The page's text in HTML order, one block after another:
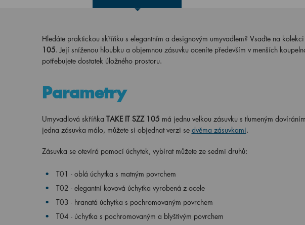
Hledáte praktickou skříňku s elegantním a designovým umyvadlem? Vsaďte na kolekci
105. Její sníženou hloubku a objemnou zásuvku oceníte především v menších
potřebujete dostatek úložného prostoru.
Parametry
Umyvadlová skříňka TAKE IT SZZ 105 má jednu velkou zásuvku s tlumeným
jedna zásuvka málo, můžete si objednat verzi se dvěma zásuvkami.
Zásuvka se otevírá pomocí úchytek, vybírat můžete ze sedmi druhů:
T01 - oblá úchytka s matným povrchem
T02 - elegantní kovová úchytka vyrobená z ocele
T03 - hranatá úchytka s pochromovaným povrchem
T04 - úchytka s pochromovaným a blyštivým povrchem